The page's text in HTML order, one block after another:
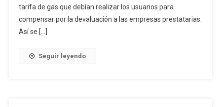
tarifa de gas que debían realizar los usuarios para
compensar por la devaluación a las empresas prestatarias.
Así se […]
Seguir leyendo